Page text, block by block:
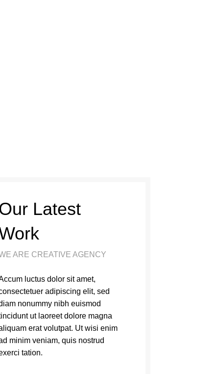
Latest
ARE CREATIVE AGENCY
luctus dolor sit amet,
adipiscing elit, sed
nonummy nibh euismod
ut laoreet dolore magna
erat volutpat. Ut wisi enim
minim veniam, quis nostrud
tation.